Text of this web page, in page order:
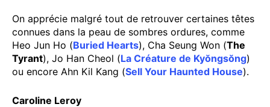
On apprécie malgré tout de retrouver certaines têtes
connues dans la peau de sombres ordures, comme
Heo Jun Ho (Buried Hearts), Cha Seung Won (The
Tyrant), Jo Han Cheol (La Créature de Kyŏngsŏng)
ou encore Ahn Kil Kang (Sell Your Haunted House).
Caroline Leroy